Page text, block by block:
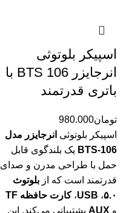
اسپیکر بلوتوثی
انرجایزر BTS 106 با
باتری قدرتمند
تومان980.000
اسپیکر بلوتوثی انرجایزر مدل
BTS-106 یک بلندگوی قابل
حمل با طراحی مدرن و صدای
قدرتمند است که از بلوتوث
۵.۰، USB، کارت حافظه TF
و AUX پشتیبانی می‌کند. این